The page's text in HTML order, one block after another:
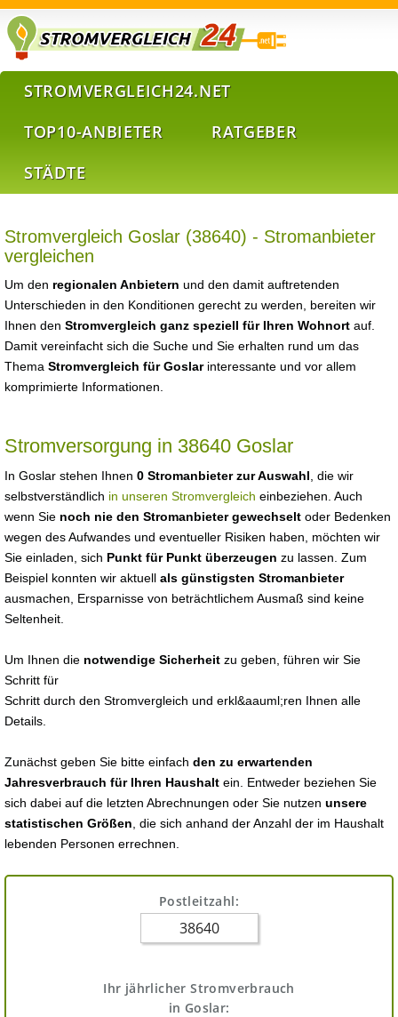
STROMVERGLEICH24.NET
TOP10-ANBIETER
RATGEBER
STÄDTE
Stromvergleich Goslar (38640) - Stromanbieter
vergleichen
Um den regionalen Anbietern und den damit auftretenden
Unterschieden in den Konditionen gerecht zu werden, bereiten wir
Ihnen den Stromvergleich ganz speziell für Ihren Wohnort auf.
Damit vereinfacht sich die Suche und Sie erhalten rund um das
Thema Stromvergleich für Goslarinteressante und vor allem
komprimierte Informationen.
Stromversorgung in 38640 Goslar
In Goslar stehen Ihnen 0 Stromanbieter zur Auswahl , die wir
selbstverständlich in unseren Stromvergleich einbeziehen. Auch
wenn Sie noch nie den Stromanbieter gewechselt oder Bedenken
wegen des Aufwandes und eventueller Risiken haben, möchten wir
Sie einladen, sich Punkt für Punkt überzeugen zu lassen. Zum
Beispiel konnten wir aktuell als günstigsten Stromanbieter
ausmachen, Ersparnisse von beträchtlichem Ausmaß sind keine
Seltenheit.
Um Ihnen die notwendige Sicherheit zu geben, führen wir Sie
Schritt für
Schritt durch den Stromvergleich und erkl&aauml;ren Ihnen alle
Details.
Zunächst geben Sie bitte einfach den zu erwartenden
Jahresverbrauch für Ihren Haushalt ein. Entweder beziehen Sie
sich dabei auf die letzten Abrechnungen oder Sie nutzen unsere
statistischen Größen , die sich anhand der Anzahl der im Haushalt
lebenden Personen errechnen.
Postleitzahl:
Ihr jährlicher Stromverbrauch
in Goslar: